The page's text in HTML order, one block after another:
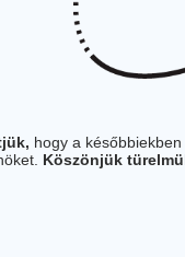
hogy a
Köszönjük